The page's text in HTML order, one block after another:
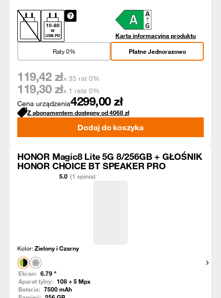
10-80
W
USB PD
Karta informacyjna produktu
Płatne Jednorazowo
Raty 0%
Cena urządzenia4299,00 zł
119,42 złx 35 rat 0%
119,30 złx 1 rata 0%
Z abonamentem dostępny od4068zł
Dodaj do koszyka
HONOR Magic8 Lite 5G 8/256GB + GŁOŚNIK
HONOR CHOICE BT SPEAKER PRO
5.0 (1 opinia)
Kolor:Zielony i Czarny
Ekran: 6.79 "
Aparat tylny: 108 + 5Mpx
Bateria: 7500mAh